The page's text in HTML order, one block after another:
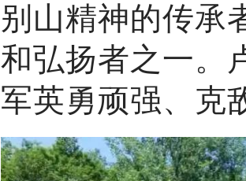
别山精神的传承
和弘扬者之一。
军英勇顽强、克